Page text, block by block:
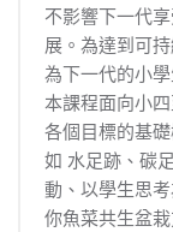
不影響下一代
展。為達到可
為下一代的小
本課程面向小
各個目標的基
如 水足跡、碳
動、以學生思
你魚菜共生盆